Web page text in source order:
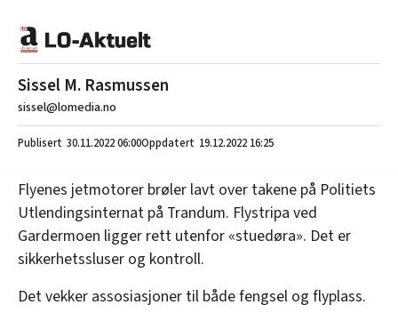
Sissel M. Rasmussen
sissel@lomedia.no
30.11.202206:00 19.12.2022 16:25
Flyenes jetmotorer brøler lavt over takene på Politiets
Utlendingsinternat på Trandum. Flystripa ved
Gardermoen ligger rett utenfor «stuedøra». Det er
sikkerhetssluser og kontroll.
Det vekker assosiasjoner til både fengsel og flyplass.